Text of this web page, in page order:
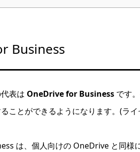
Business
表は OneDrive for Business です
ことができるようになります。(ラ
は、個人向けの OneDrive と同様